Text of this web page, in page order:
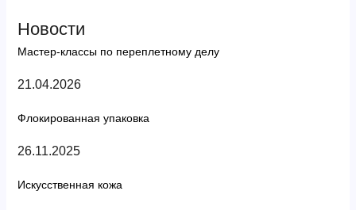
Новости
Мастер-классы по переплетному делу
21.04.2026
Флокированная упаковка
26.11.2025
Искусственная кожа